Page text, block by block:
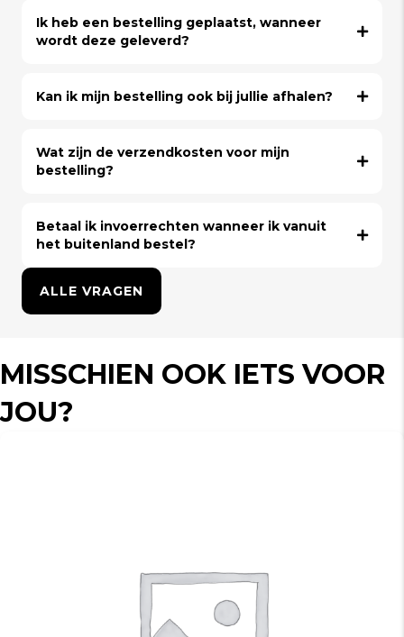
Ik heb een bestelling geplaatst, wanneer
wordt deze geleverd?
Kan ik mijn bestelling ook bij jullie afhalen?
Wat zijn de verzendkosten voor mijn
bestelling?
Betaal ik invoerrechten wanneer ik vanuit
het buitenland bestel?
ALLE VRAGEN
MISSCHIEN OOK IETS VOOR
JOU?